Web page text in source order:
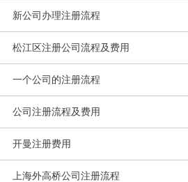
新公司办理注册流程
松江区注册公司流程及费用
一个公司的注册流程
公司注册流程及费用
开曼注册费用
上海外高桥公司注册流程